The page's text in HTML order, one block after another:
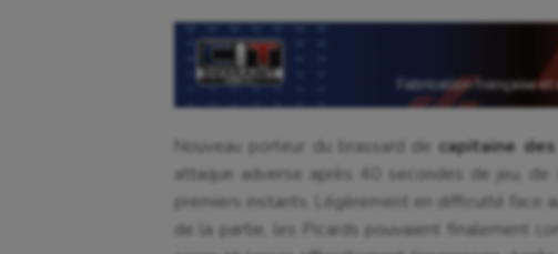
Nouveau porteur du brassard decapitaine
attaque adverse après 40 secondes de jeu,
premiers instants. Légèrement en difficulté face
de la partie, les Picards pouvaient finalement